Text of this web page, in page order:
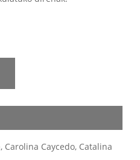
Carolina Caycedo, Catalina